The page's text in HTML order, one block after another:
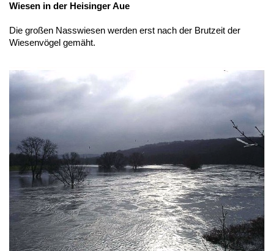
Wiesen in der Heisinger Aue
Die großen Nasswiesen werden erst nach der Brutzeit der
Wiesenvögel gemäht.